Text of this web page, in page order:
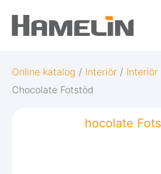
Online katalog / Interiör / Interiör
Chocolate Fotstöd